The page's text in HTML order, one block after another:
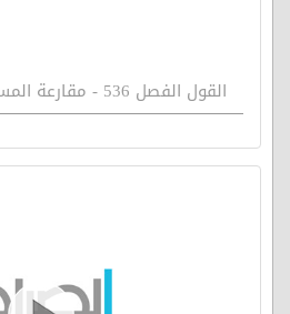
القول الفصل 536 - مقارعة المستكبرين